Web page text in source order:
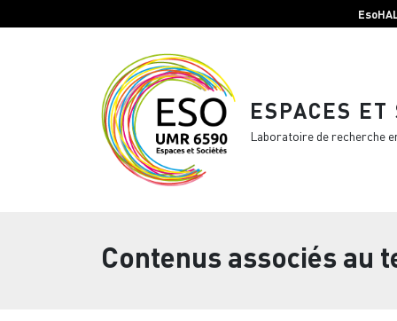
ESPACES ET
Laboratoire de recherche
Contenus associés au